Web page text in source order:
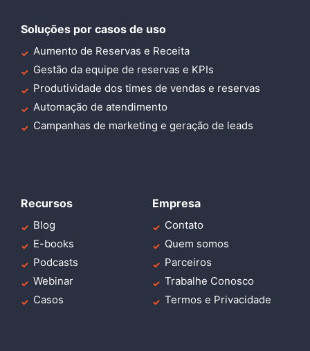
Soluções por casos de uso
Aumento de Reservas e Receita
Gestão da equipe de reservas e KPIs
Produtividade dos times de vendas e reservas
Automação de atendimento
Campanhas de marketing e geração de leads
Recursos
Blog
E-books
Podcasts
Webinar
Casos
Empresa
Contato
Quem somos
Parceiros
Trabalhe Conosco
Termos e Privacidade